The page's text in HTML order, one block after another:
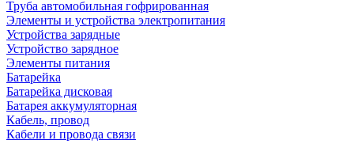
Труба автомобильная гофрированная
Элементы и устройства электропитания
Устройства зарядные
Устройство зарядное
Элементы питания
Батарейка
Батарейка дисковая
Батарея аккумуляторная
Кабель, провод
Кабели и провода связи